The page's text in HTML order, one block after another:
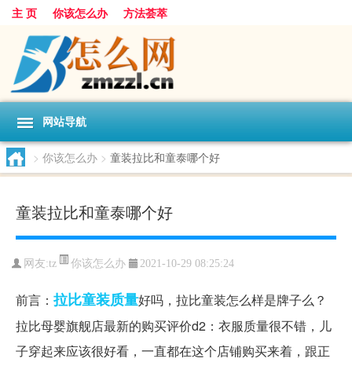
主 页 你该怎么办 方法荟萃
网站导航
> 你该怎么办 > 童装拉比和童泰哪个好
童装拉比和童泰哪个好
网友:tz 你该怎么办 2021-10-29 08:25:24
前言： 拉比童装质量好吗，拉比童装怎么样是牌子么？
拉比母婴旗舰店最新的购买评价d2：衣服质量很不错，儿
子穿起来应该很好看，一直都在这个店铺购买来着，跟正